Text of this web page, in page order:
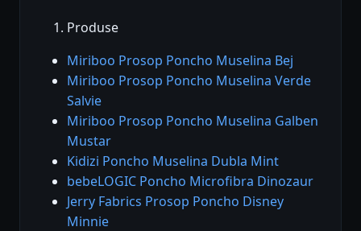
Produse
Miriboo Prosop Poncho Muselina Bej
Miriboo Prosop Poncho Muselina Verde
Salvie
Miriboo Prosop Poncho Muselina Galben
Mustar
Kidizi Poncho Muselina Dubla Mint
bebeLOGIC Poncho Microfibra Dinozaur
Jerry Fabrics Prosop Poncho Disney
Minnie